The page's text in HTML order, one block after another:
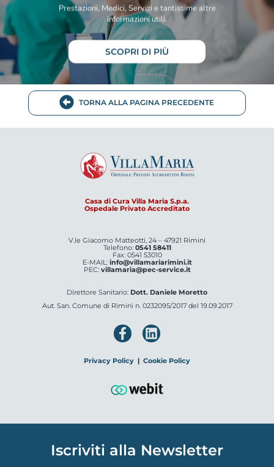
Prestazioni, Medici, Servizi e tantissime altre
informazioni utili.
SCOPRI DI PIÙ
TORNA ALLA PAGINA PRECEDENTE
Casa di Cura Villa Maria S.p.a.
Ospedale Privato Accreditato
V.le Giacomo Matteotti, 24 – 47921 Rimini
Telefono: 0541 58411
Fax: 0541 53010
E-MAIL: info@villamariarimini.it
PEC: villamaria@pec-service.it
Direttore Sanitario: Dott. Daniele Moretto
Aut. San. Comune di Rimini n. 0232095/2017 del 19.09.2017
Privacy Policy | Cookie Policy
Iscriviti alla Newsletter